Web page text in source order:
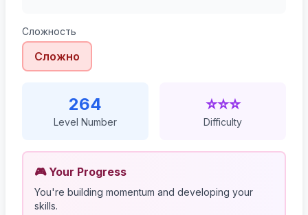
Сложность
Сложно
264
Level Number
⭐⭐⭐
Difficulty
🎮 Your Progress
You're building momentum and developing your
skills.